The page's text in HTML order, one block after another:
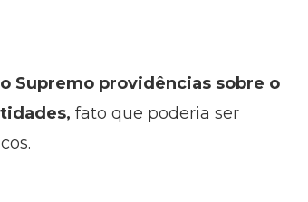
Supremo providências sobre o
fato que poderia ser